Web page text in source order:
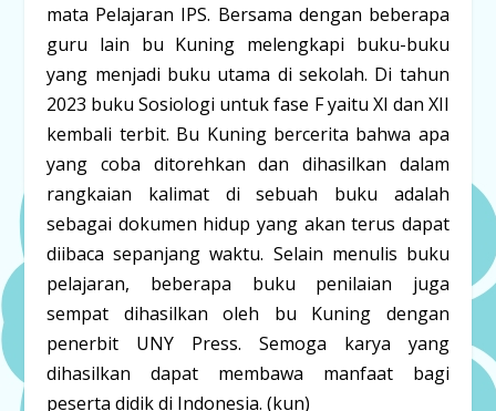
mata Pelajaran IPS. Bersama dengan beberapa
guru lain bu Kuning melengkapi buku-buku
yang menjadi buku utama di sekolah. Di tahun
2023 buku Sosiologi untuk fase F yaitu XI dan XII
kembali terbit. Bu Kuning bercerita bahwa apa
yang coba ditorehkan dan dihasilkan dalam
rangkaian kalimat di sebuah buku adalah
sebagai dokumen hidup yang akan terus dapat
diibaca sepanjang waktu. Selain menulis buku
pelajaran, beberapa buku penilaian juga
sempat dihasilkan oleh bu Kuning dengan
penerbit UNY Press. Semoga karya yang
dihasilkan dapat membawa manfaat bagi
peserta didik di Indonesia. (kun)